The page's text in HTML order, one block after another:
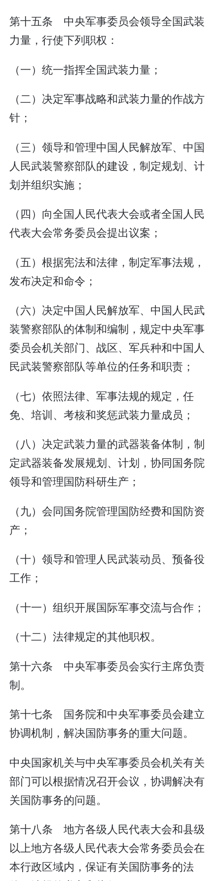
第十五条 中央军事委员会领导全国武装
力量，行使下列职权：
（一）统一指挥全国武装力量；
（二）决定军事战略和武装力量的作战方
针；
（三）领导和管理中国人民解放军、中国
人民武装警察部队的建设，制定规划、计
划并组织实施；
（四）向全国人民代表大会或者全国人民
代表大会常务委员会提出议案；
（五）根据宪法和法律，制定军事法规，
发布决定和命令；
（六）决定中国人民解放军、中国人民武
装警察部队的体制和编制，规定中央军事
委员会机关部门、战区、军兵种和中国人
民武装警察部队等单位的任务和职责；
（七）依照法律、军事法规的规定，任
免、培训、考核和奖惩武装力量成员；
（八）决定武装力量的武器装备体制，制
定武器装备发展规划、计划，协同国务院
领导和管理国防科研生产；
（九）会同国务院管理国防经费和国防资
产；
（十）领导和管理人民武装动员、预备役
工作；
（十一）组织开展国际军事交流与合作；
（十二）法律规定的其他职权。
第十六条 中央军事委员会实行主席负责
制。
第十七条 国务院和中央军事委员会建立
协调机制，解决国防事务的重大问题。
中央国家机关与中央军事委员会机关有关
部门可以根据情况召开会议，协调解决有
关国防事务的问题。
第十八条 地方各级人民代表大会和县级
以上地方各级人民代表大会常务委员会在
本行政区域内，保证有关国防事务的法